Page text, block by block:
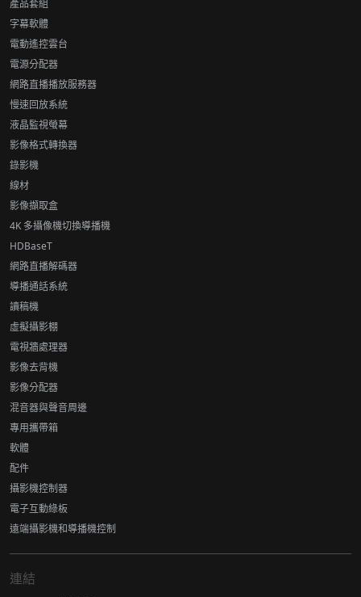
產品套組
字幕軟體
電動遙控雲台
電源分配器
網路直播播放服務器
慢速回放系統
液晶監視螢幕
影像格式轉換器
錄影機
線材
影像擷取盒
4K 多攝像機切換導播機
HDBaseT
網路直播解碼器
導播通話系統
讀稿機
虛擬攝影棚
電視牆處理器
影像去背機
影像分配器
混音器與聲音周邊
專用攜帶箱
軟體
配件
攝影機控制器
電子互動綠板
遠端攝影機和導播機控制
連結